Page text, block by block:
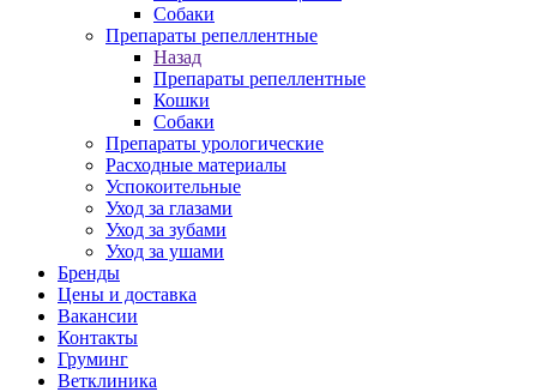
Собаки
Препараты репеллентные
Назад
Препараты репеллентные
Кошки
Собаки
Препараты урологические
Расходные материалы
Успокоительные
Уход за глазами
Уход за зубами
Уход за ушами
Бренды
Цены и доставка
Вакансии
Контакты
Груминг
Ветклиника